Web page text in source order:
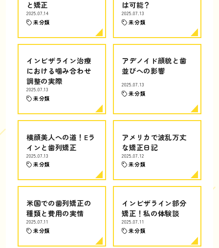
と矯正
2025.07.14
未分類
は可能？
2025.07.13
未分類
インビザライン治療
における噛み合わせ
調整の実際
2025.07.13
未分類
アデノイド顔貌と歯
並びへの影響
2025.07.13
未分類
横顔美人への道！Eラ
インと歯列矯正
2025.07.13
未分類
アメリカで波乱万丈
な矯正日記
2025.07.12
未分類
米国での歯列矯正の
種類と費用の実情
2025.07.11
未分類
インビザライン部分
矯正！私の体験談
2025.07.11
未分類